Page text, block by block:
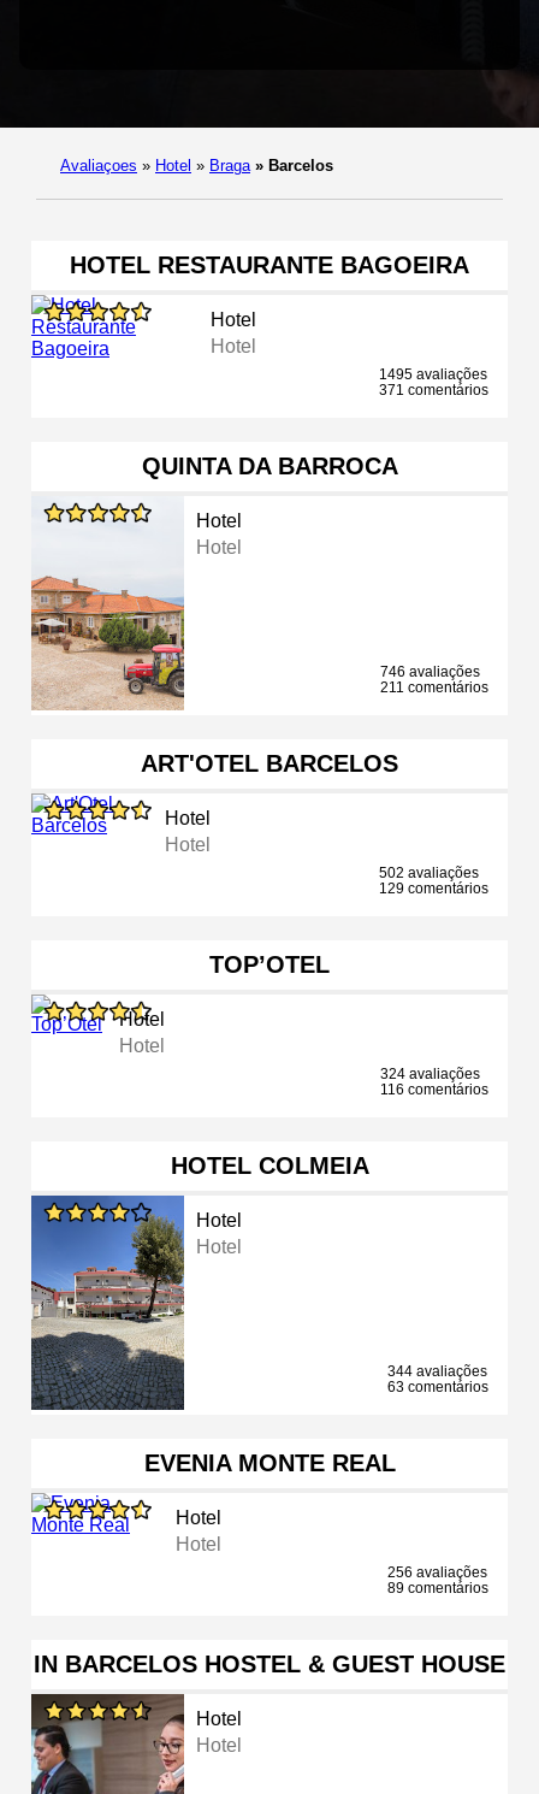
Avaliaçoes » Hotel » Braga » Barcelos
HOTEL RESTAURANTE BAGOEIRA
Hotel
Hotel
1495 avaliações
371 comentários
QUINTA DA BARROCA
Hotel
Hotel
746 avaliações
211 comentários
ART'OTEL BARCELOS
Hotel
Hotel
502 avaliações
129 comentários
TOP’OTEL
Hotel
Hotel
324 avaliações
116 comentários
HOTEL COLMEIA
Hotel
Hotel
344 avaliações
63 comentários
EVENIA MONTE REAL
Hotel
Hotel
256 avaliações
89 comentários
IN BARCELOS HOSTEL & GUEST HOUSE
Hotel
Hotel